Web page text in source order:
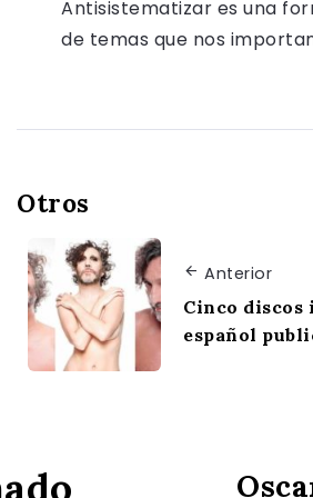
Antisistematizar es una
de temas que nos
Otros
Anterior
Cinco discos
español